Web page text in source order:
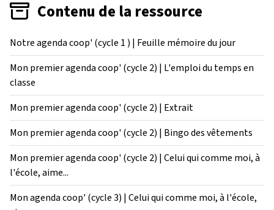
Contenu de la ressource
Notre agenda coop' (cycle 1 ) | Feuille mémoire du jour
Mon premier agenda coop' (cycle 2) | L'emploi du temps en
classe
Mon premier agenda coop' (cycle 2) | Extrait
Mon premier agenda coop' (cycle 2) | Bingo des vêtements
Mon premier agenda coop' (cycle 2) | Celui qui comme moi, à
l'école, aime...
Mon agenda coop' (cycle 3) | Celui qui comme moi, à l'école,